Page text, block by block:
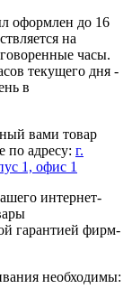
оформлен до 16
на
часы.
текущего дня -
в
вами товар
по адресу: г.
1, офис 1
интернет-
гарантией фирм-
необходимы: